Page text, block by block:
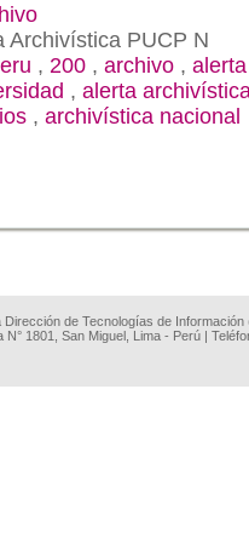
Archivística PUCP N
, 200 , archivo , alerta
, alerta
, archivística nacional
Dirección de Tecnologías de
N° 1801, San Miguel, Lima - Perú |